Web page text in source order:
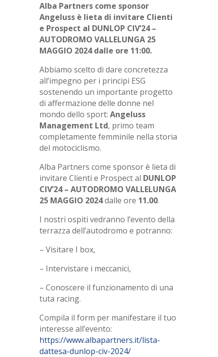
Alba Partners come sponsor
Angeluss è lieta di invitare Clienti
e Prospect al DUNLOP CIV’24 –
AUTODROMO VALLELUNGA 25
MAGGIO 2024 dalle ore 11:00.
Abbiamo scelto di dare concretezza
all’impegno per i principi ESG
sostenendo un importante progetto
di affermazione delle donne nel
mondo dello sport: Angeluss
Management Ltd, primo team
completamente femminile nella storia
del motociclismo.
Alba Partners come sponsor è lieta di
invitare Clienti e Prospect al DUNLOP
CIV’24 – AUTODROMO VALLELUNGA
25 MAGGIO 2024dalle ore 11.00.
I nostri ospiti vedranno l’evento della
terrazza dell’autodromo e potranno:
– Visitare I box,
– Intervistare i meccanici,
– Conoscere il funzionamento di una
tuta racing.
Compila il form per manifestare il tuo
interesse all’evento:
https://www.albapartners.it/lista-
dattesa-dunlop-civ-2024/